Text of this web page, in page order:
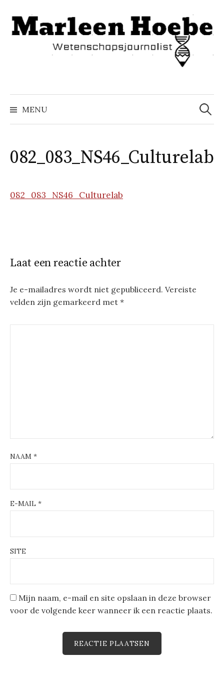
inhoud
springen
MENU
Zoeken
naar:
082_083_NS46_Culturelab
082_083_NS46_Culturelab
Laat een reactie achter
Je e-mailadres wordt niet gepubliceerd. Vereiste
velden zijn gemarkeerd met *
NAAM *
E-MAIL *
SITE
Mijn naam, e-mail en site opslaan in deze browser
voor de volgende keer wanneer ik een reactie plaats.